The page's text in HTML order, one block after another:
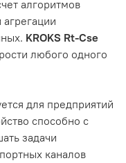
алгоритмов
KROKS Rt-Cse
любого одного
для предприятий
способно с
задачи
каналов